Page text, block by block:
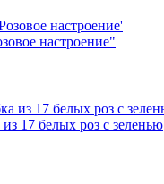
настроение"
17 белых роз с зеленью